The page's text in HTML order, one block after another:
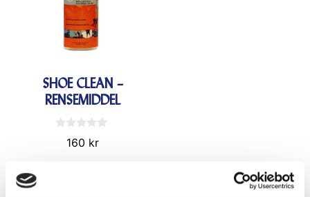
SHOE CLEAN –
RENSEMIDDEL
160 kr